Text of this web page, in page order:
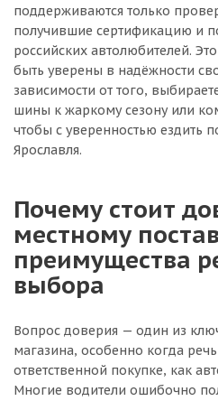
поддерживаются только
получившие сертификацию и
российских автолюбителей.
быть уверены в надёжности
зависимости от того,
шины к жаркому сезону или
чтобы с уверенностью ездить
Ярославля.
Почему стоит
местному
преимущества
выбора
Вопрос доверия — один из
магазина, особенно когда
ответственной покупке, как
Многие водители ошибочно